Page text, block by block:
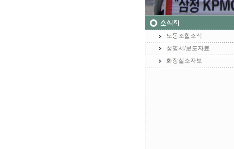
노동조합소식
성명서/보도자료
화장실소자보